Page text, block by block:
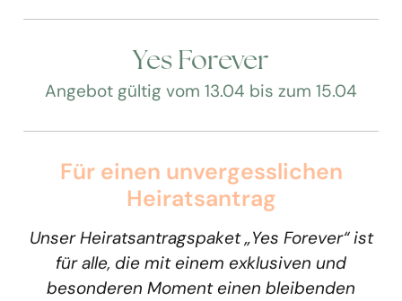
Yes Forever
Angebot gültig vom 13.04 bis zum 15.04
Für einen unvergesslichen
Heiratsantrag
Unser Heiratsantragspaket „Yes Forever“ ist
für alle, die mit einem exklusiven und
besonderen Moment einen bleibenden